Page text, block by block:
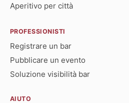
Aperitivo per città
PROFESSIONISTI
Registrare un bar
Pubblicare un evento
Soluzione visibilità bar
AIUTO